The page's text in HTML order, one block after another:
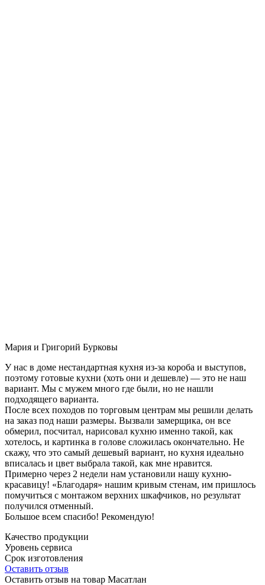
Мария и Григорий Бурковы
У нас в доме нестандартная кухня из-за короба и выступов,
поэтому готовые кухни (хоть они и дешевле) — это не наш
вариант. Мы с мужем много где были, но не нашли
подходящего варианта.
После всех походов по торговым центрам мы решили делать
на заказ под наши размеры. Вызвали замерщика, он все
обмерил, посчитал, нарисовал кухню именно такой, как
хотелось, и картинка в голове сложилась окончательно. Не
скажу, что это самый дешевый вариант, но кухня идеально
вписалась и цвет выбрала такой, как мне нравится.
Примерно через 2 недели нам установили нашу кухню-
красавицу! «Благодаря» нашим кривым стенам, им пришлось
помучиться с монтажом верхних шкафчиков, но результат
получился отменный.
Большое всем спасибо! Рекомендую!
Качество продукции
Уровень сервиса
Срок изготовления
Оставить отзыв
Оставить отзыв на товар Масатлан